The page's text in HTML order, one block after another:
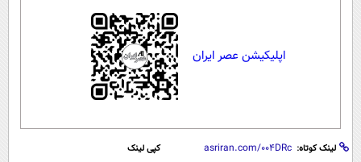
اپلیکیشن عصر ایران
لینک کوتاه: کپی لینک